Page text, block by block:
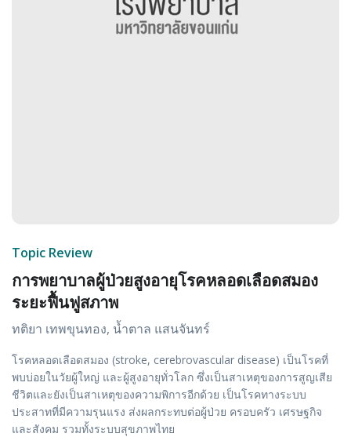
Topic Review
การพยาบาลผู้ป่วยสูงอายุโรคหลอดเลือดสมอง
ระยะฟื้นฟูสภาพ
ทติยา เทพขุนทอง, น้ำตาล แสนจันทร์
โรคหลอดเลือดสมอง (stroke, cerebrovascular disease) เป็นโรคที่
พบบ่อยในวัยผู้ใหญ่ และผู้สูงอายุทั่วโลก ซึ่งเป็นสาเหตุของการสูญเสีย
ชีวิตและยังเป็นสาเหตุของความพิการอีกด้วย เป็นโรคทางระบบ
ประสาทที่มีความรุนแรง ส่งผลกระทบต่อผู้ป่วย ครอบครัว เศรษฐกิจ
และสังคม รวมทั้งระบบสุขภาพไทย